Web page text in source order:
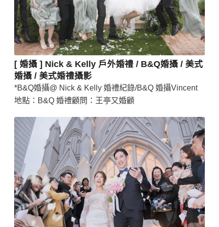
[ 婚攝 ] Nick & Kelly 戶外婚禮 / B&Q婚攝 / 美式
婚攝 / 美式婚禮攝影
*B&Q婚攝@ Nick & Kelly 婚禮紀錄/B&Q 婚攝Vincent
地點：B&Q 婚禮顧問：王亭又婚顧